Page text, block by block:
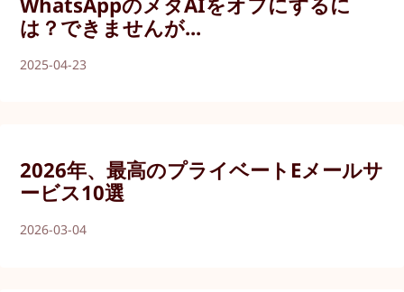
は？できませんが...
2025-04-23
2026年、最高のプライベートEメールサ
ービス10選
2026-03-04